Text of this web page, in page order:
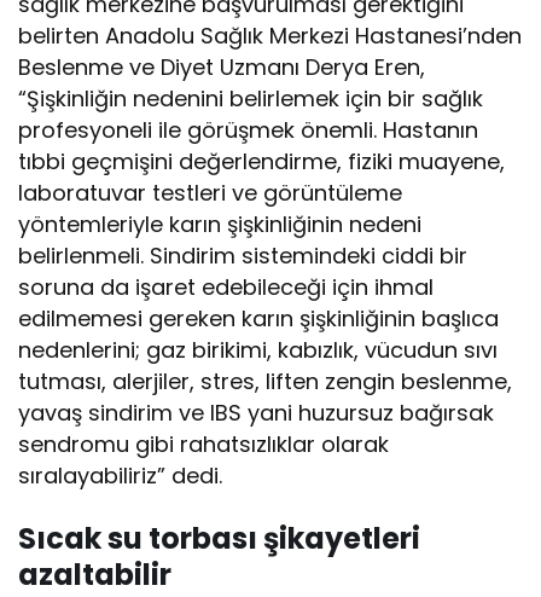
belirten Anadolu Sağlık Merkezi Hastanesi’nden
Beslenme ve Diyet Uzmanı Derya Eren,
“Şişkinliğin nedenini belirlemek için bir sağlık
profesyoneli ile görüşmek önemli. Hastanın
tıbbi geçmişini değerlendirme, fiziki muayene,
laboratuvar testleri ve görüntüleme
yöntemleriyle karın şişkinliğinin nedeni
belirlenmeli. Sindirim sistemindeki ciddi bir
soruna da işaret edebileceği için ihmal
edilmemesi gereken karın şişkinliğinin başlıca
nedenlerini; gaz birikimi, kabızlık, vücudun sıvı
tutması, alerjiler, stres, liften zengin beslenme,
yavaş sindirim ve IBS yani huzursuz bağırsak
sendromu gibi rahatsızlıklar olarak
sıralayabiliriz” dedi.
Sıcak su torbası şikayetleri
azaltabilir